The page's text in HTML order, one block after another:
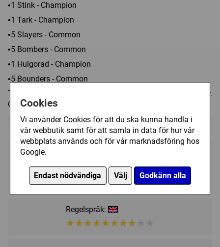
Cookies
Vi använder Cookies för att du ska kunna handla i
vår webbutik samt för att samla in data för hur vår
webbplats används och för vår marknadsföring hos
Google.
Endast nödvändiga Välj Godkänn alla
•1 Stink - Champion
•1 Tark - Champion
•5 Slayers - Common
•5 Bombers - Common
•1 Hulgorad - Champion
•5 Bounders - Common
The circling crows cry out as more warriors join the war.
Choose your weapons and prepare for glory!
Detta är en expansion till: Summoner Wars - Master Set
2 - 4 30 (min) 9+
Regelspråk:
★★★★★★★★★★
★★★★★★★★★★